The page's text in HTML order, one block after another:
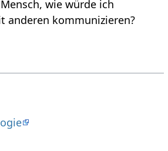
wie würde ich
anderen kommunizieren?